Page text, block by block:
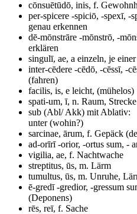
cōnsuētūdō, inis, f.
per-spicere -spiciō, -spexī, -
genau erkennen
dē-mōnstrāre -mōnstrō, -
erklären
singulī, ae, a einzeln, je einer
inter-cēdere -cēdō, -cēssī, -
(fahren)
facilis, is, e leicht, (mühelos)
spati-um, ī, n. Raum, Strecke
sub (Abl/ Akk) mit Ablativ:
unter (wohin?)
sarcinae, ārum, f. Gepäck
ad-orīrī -orior, -ortus sum, -
vigilia, ae, f. Nachtwache
streptitus, ūs, m. Lärm
tumultus, ūs, m. Unruhe,
ē-gredī -gredior, -gressum
(Deponens)
rēs, reī, f. Sache